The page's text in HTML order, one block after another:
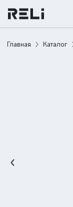
Главная Каталог